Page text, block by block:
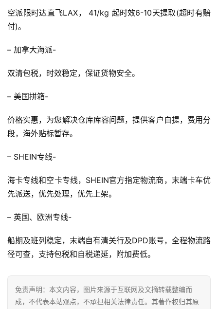
空派限时达直飞LAX， 41/kg 起时效6-10天提取(超时有赔
付)。
– 加拿大海派-
双清包税，时效稳定，保证货物安全。
– 美国拼箱-
价格实惠，为您解决仓库库容问题，提供客户自提，费用分
段，海外贴标暂存。
– SHEIN专线-
海卡专线和空卡专线，SHEIN官方指定物流商，末端卡车优
先派送，优先处理，优先上架。
– 英国、欧洲专线-
船期及班列稳定，末端自有清关行及DPD账号，全程物流路
径可查，支持包税和自税递延，附加费低。
免责声明：本文内容，图片来源于互联网及文摘转载整编而
成，不代表本站观点，不承担相关法律责任。其著作权归其原